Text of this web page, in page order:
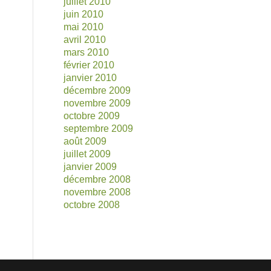
juin 2010
mai 2010
avril 2010
mars 2010
février 2010
janvier 2010
décembre 2009
novembre 2009
octobre 2009
septembre 2009
août 2009
juillet 2009
janvier 2009
décembre 2008
novembre 2008
octobre 2008